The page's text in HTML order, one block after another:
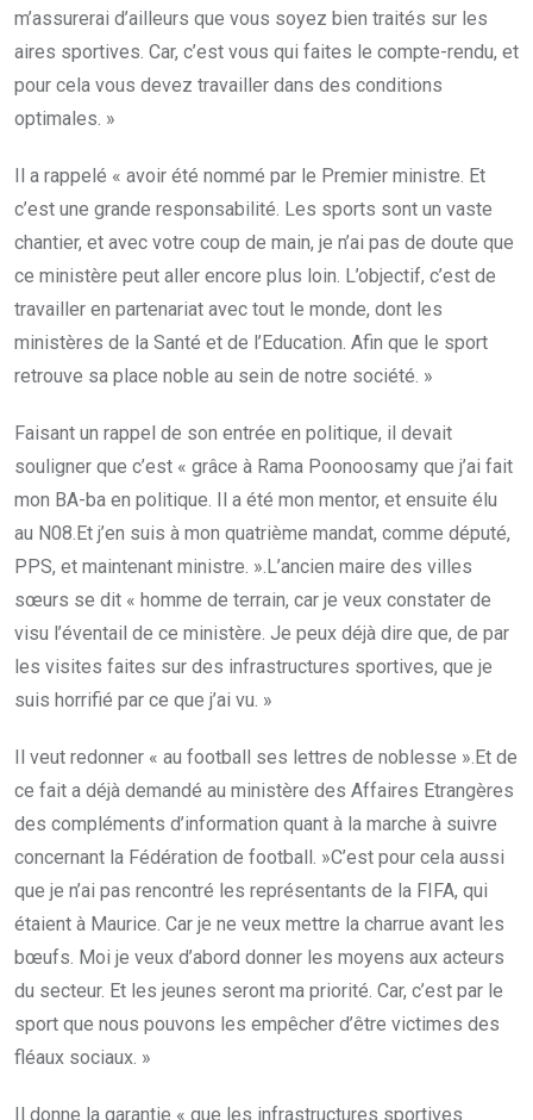
m’assurerai d’ailleurs que vous soyez bien traités sur les
aires sportives. Car, c’est vous qui faites le compte-rendu, et
pour cela vous devez travailler dans des conditions
optimales. »
Il a rappelé « avoir été nommé par le Premier ministre. Et
c’est une grande responsabilité. Les sports sont un vaste
chantier, et avec votre coup de main, je n’ai pas de doute que
ce ministère peut aller encore plus loin. L’objectif, c’est de
travailler en partenariat avec tout le monde, dont les
ministères de la Santé et de l’Education. Afin que le sport
retrouve sa place noble au sein de notre société. »
Faisant un rappel de son entrée en politique, il devait
souligner que c’est « grâce à Rama Poonoosamy que j’ai fait
mon BA-ba en politique. Il a été mon mentor, et ensuite élu
au N08.Et j’en suis à mon quatrième mandat, comme député,
PPS, et maintenant ministre. ».L’ancien maire des villes
sœurs se dit « homme de terrain, car je veux constater de
visu l’éventail de ce ministère. Je peux déjà dire que, de par
les visites faites sur des infrastructures sportives, que je
suis horrifié par ce que j’ai vu. »
Il veut redonner « au football ses lettres de noblesse ».Et de
ce fait a déjà demandé au ministère des Affaires Etrangères
des compléments d’information quant à la marche à suivre
concernant la Fédération de football. »C’est pour cela aussi
que je n’ai pas rencontré les représentants de la FIFA, qui
étaient à Maurice. Car je ne veux mettre la charrue avant les
bœufs. Moi je veux d’abord donner les moyens aux acteurs
du secteur. Et les jeunes seront ma priorité. Car, c’est par le
sport que nous pouvons les empêcher d’être victimes des
fléaux sociaux. »
Il donne la garantie « que les infrastructures sportives